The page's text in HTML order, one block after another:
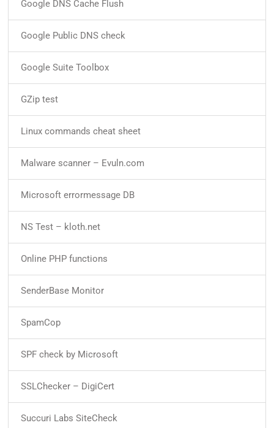
Google DNS Cache Flush
Google Public DNS check
Google Suite Toolbox
GZip test
Linux commands cheat sheet
Malware scanner – Evuln.com
Microsoft errormessage DB
NS Test – kloth.net
Online PHP functions
SenderBase Monitor
SpamCop
SPF check by Microsoft
SSLChecker – DigiCert
Succuri Labs SiteCheck